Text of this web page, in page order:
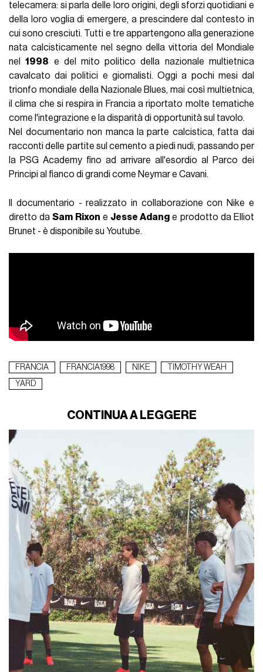
telecamera: si parla delle loro origini, degli sforzi quotidiani e
della loro voglia di emergere, a prescindere dal contesto in
cui sono cresciuti. Tutti e tre appartengono alla generazione
nata calcisticamente nel segno della vittoria del Mondiale
nel1998 e del mito politico della nazionale multietnica
cavalcato dai politici e giornalisti. Oggi a pochi mesi dal
trionfo mondiale della Nazionale Blues, mai così multietnica,
il clima che si respira in Francia a riportato molte tematiche
come l'integrazione e la disparità di opportunità sul tavolo.
Nel documentario non manca la parte calcistica, fatta dai
racconti delle partite sul cemento a piedi nudi, passando per
la PSG Academy fino ad arrivare all'esordio al Parco dei
Principi al fianco di grandi come Neymar e Cavani.
Il documentario - realizzato in collaborazione con Nike e
diretto daSam Rixon e Jesse Adang e prodotto da Elliot
Brunet - è disponibile su Youtube.
FRANCIA FRANCIA1998 NIKE
TIMOTHY WEAH
YARD
CONTINUA A LEGGERE